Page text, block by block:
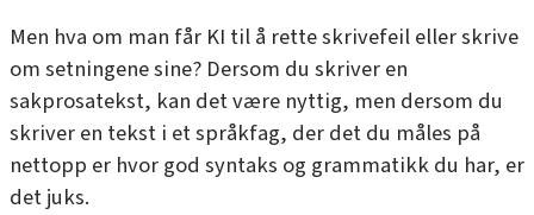
Men hva om man får KI til å rette skrivefeil eller skrive
om setningene sine? Dersom du skriver en
sakprosatekst, kan det være nyttig, men dersom du
skriver en tekst i et språkfag, der det du måles på
nettopp er hvor god syntaks og grammatikk du har, er
det juks.